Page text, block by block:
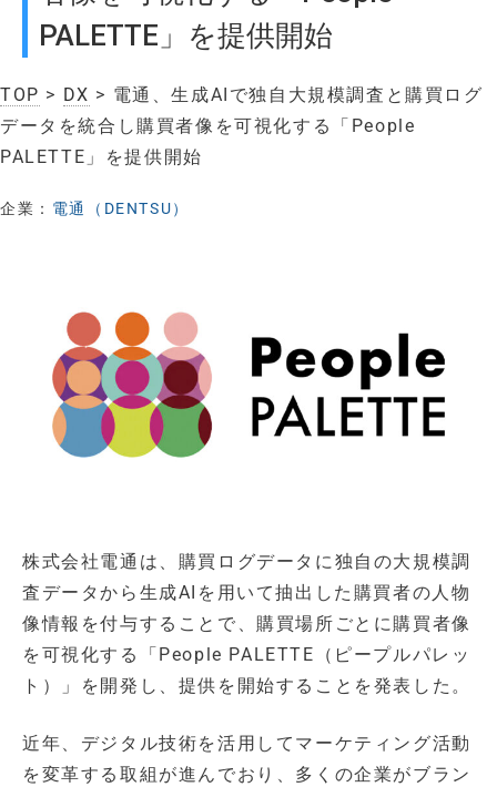
PALETTE」を提供開始
TOP > DX > 電通、生成AIで独自大規模調査と購買ログ
データを統合し購買者像を可視化する「People
PALETTE」を提供開始
企業： 電通（DENTSU）
株式会社電通は、購買ログデータに独自の大規模調
査データから生成AIを用いて抽出した購買者の人物
像情報を付与することで、購買場所ごとに購買者像
を可視化する「People PALETTE（ピープルパレッ
ト）」を開発し、提供を開始することを発表した。
近年、デジタル技術を活用してマーケティング活動
を変革する取組が進んでおり、多くの企業がブラン